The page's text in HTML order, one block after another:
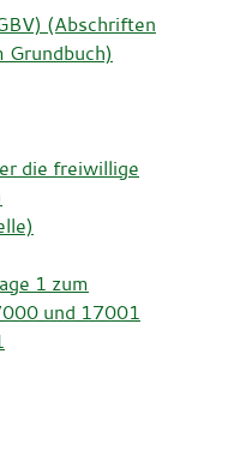
(Abschriften
Grundbuch)
die freiwillige
1 zum
und 17001